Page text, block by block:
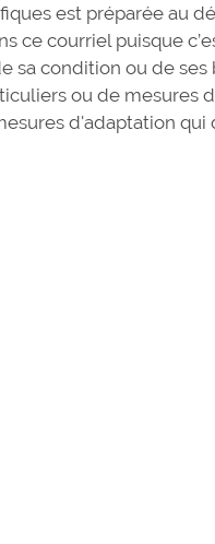
est préparée au
ce courriel puisque
sa condition ou de ses
ou de mesures
d'adaptation